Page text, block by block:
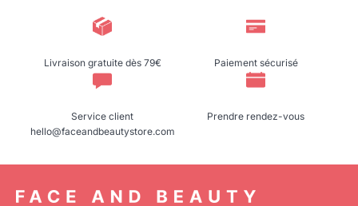
Livraison gratuite dès 79€ Paiement sécurisé
Service client
hello@faceandbeautystore.com
Prendre rendez-vous